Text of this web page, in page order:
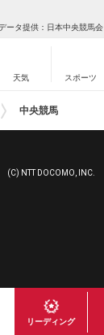
リーディング
ータ提供：日本中央競馬会
天気 スポーツ
中央競馬
(C) NTT DOCOMO, INC.